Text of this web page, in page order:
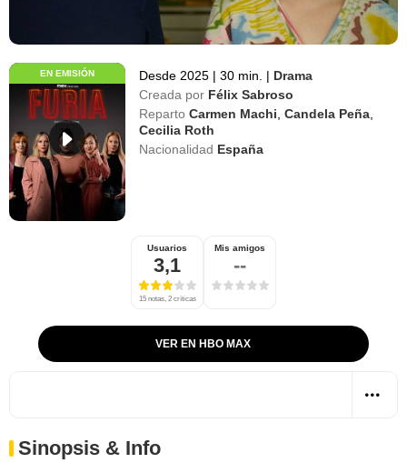
EN EMISIÓN Desde 2025 | 30 min. | Drama
Creada por Félix Sabroso
Reparto Carmen Machi ,Candela Peña
Cecilia Roth
Nacionalidad España
Usuarios
3,1
15 notas, 2 críticas
Mis amigos
--
VER EN HBO MAX
Sinopsis & Info